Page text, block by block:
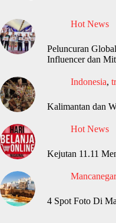
Hot News
Peluncuran
Influencer dan
Indonesia,
Kalimantan dan
Hot News
Kejutan 11.11
4 Spot Foto Di